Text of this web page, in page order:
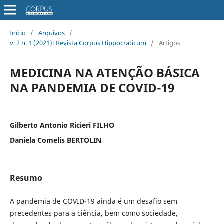
Início / Arquivos /
v. 2 n. 1 (2021): Revista Corpus Hippocraticum / Artigos
MEDICINA NA ATENÇÃO BÁSICA
NA PANDEMIA DE COVID-19
Gilberto Antonio Ricieri FILHO
Daniela Comelis BERTOLIN
Resumo
A pandemia de COVID-19 ainda é um desafio sem
precedentes para a ciência, bem como sociedade,